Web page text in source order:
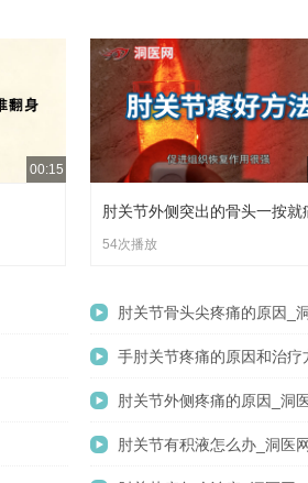
00:15
54次播放
肘关节骨头尖疼痛的原因_
手肘关节疼痛的原因和治疗
肘关节外侧疼痛的原因_洞
肘关节有积液怎么办_洞医网